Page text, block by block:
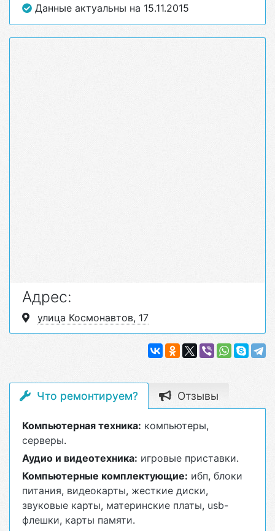
Данные актуальны на 15.11.2015
Адрес:
улица Космонавтов, 17
Что ремонтируем? Отзывы
Компьютерная техника: компьютеры,
серверы.
Аудио и видеотехника: игровые приставки.
Компьютерные комплектующие: ибп, блоки
питания, видеокарты, жесткие диски,
звуковые карты, материнские платы, usb-
флешки, карты памяти.